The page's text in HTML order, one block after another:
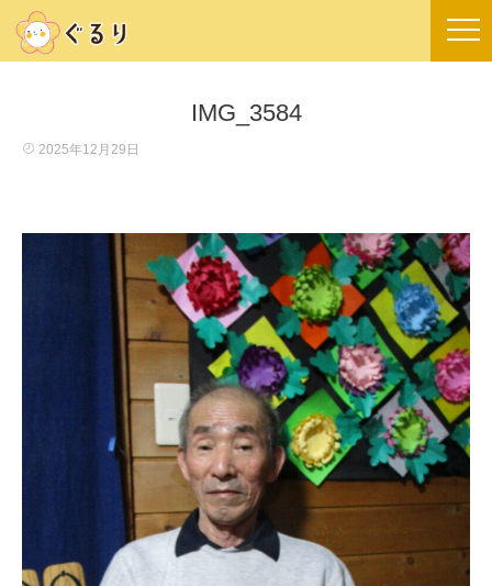
IMG_3584
2025年12月29日